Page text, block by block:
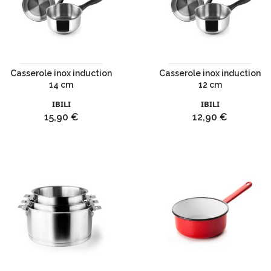
Casserole inox induction
14 cm
IBILI
Prix
15,90 €
Casserole inox induction
12 cm
IBILI
Prix
12,90 €